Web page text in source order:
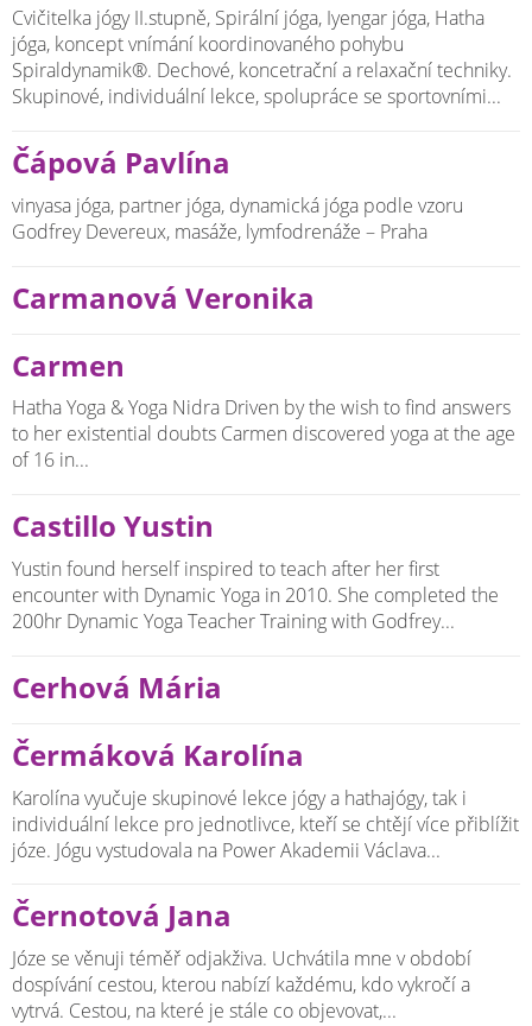
Cvičitelka jógy II.stupně, Spirální jóga, Iyengar jóga, Hatha
jóga, koncept vnímání koordinovaného pohybu
Spiraldynamik®. Dechové, koncetrační a relaxační techniky.
Skupinové, individuální lekce, spolupráce se sportovními...
Čápová Pavlína
vinyasa jóga, partner jóga, dynamická jóga podle vzoru
Godfrey Devereux, masáže, lymfodrenáže – Praha
Carmanová Veronika
Carmen
Hatha Yoga & Yoga Nidra Driven by the wish to find answers
to her existential doubts Carmen discovered yoga at the age
of 16 in...
Castillo Yustin
Yustin found herself inspired to teach after her first
encounter with Dynamic Yoga in 2010. She completed the
200hr Dynamic Yoga Teacher Training with Godfrey...
Cerhová Mária
Čermáková Karolína
Karolína vyučuje skupinové lekce jógy a hathajógy, tak i
individuální lekce pro jednotlivce, kteří se chtějí více přiblížit
józe. Jógu vystudovala na Power Akademii Václava...
Černotová Jana
Józe se věnuji téměř odjakživa. Uchvátila mne v období
dospívání cestou, kterou nabízí každému, kdo vykročí a
vytrvá. Cestou, na které je stále co objevovat,...